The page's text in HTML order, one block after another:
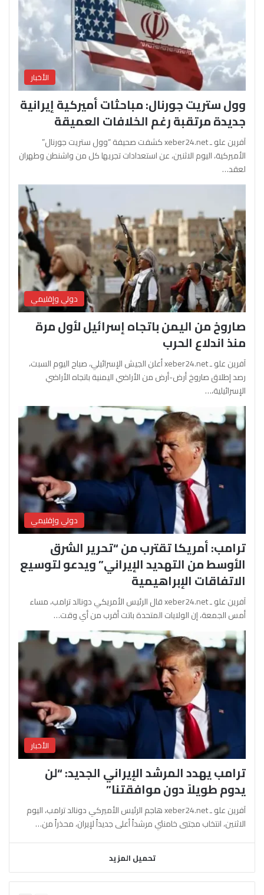
الأخبار
وول ستريت جورنال: مباحثات أميركية إيرانية
جديدة مرتقبة رغم الخلافات العميقة
آفرين علو ـ xeber24.net كشفت صحيفة “وول ستريت جورنال”
الأميركية، اليوم الاثنين، عن استعدادات تجريها كل من واشنطن وطهران
لعقد…
دولي وإقليمي
صاروخ من اليمن باتجاه إسرائيل لأول مرة
منذ اندلاع الحرب
آفرين علو ـ xeber24.net أعلن الجيش الإسرائيلي، صباح اليوم السبت،
رصد إطلاق صاروخ أرض-أرض من الأراضي اليمنية باتجاه الأراضي
الإسرائيلية،…
دولي وإقليمي
ترامب: أمريكا تقترب من “تحرير الشرق
الأوسط من التهديد الإيراني” ويدعو لتوسيع
الاتفاقات الإبراهيمية
آفرين علو ـ xeber24.net قال الرئيس الأمريكي دونالد ترامب، مساء
أمس الجمعة، إن الولايات المتحدة باتت أقرب من أي وقت…
الأخبار
ترامب يهدد المرشد الإيراني الجديد: “لن
يدوم طويلاً دون موافقتنا”
آفرين علو ـ xeber24.net هاجم الرئيس الأميركي دونالد ترامب، اليوم
الاثنين، انتخاب مجتبى خامنئي مرشداً أعلى جديداً لإيران، محذراً من…
تحميل المزيد